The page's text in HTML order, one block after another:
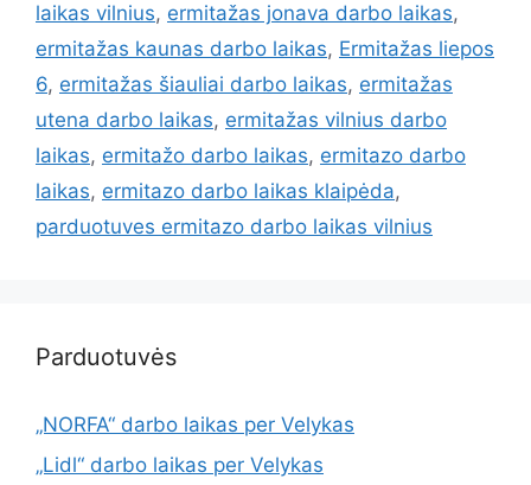
laikas vilnius, ermitažas jonava darbo laikas,
ermitažas kaunas darbo laikas, Ermitažas liepos
6, ermitažas šiauliai darbo laikas, ermitažas
utena darbo laikas, ermitažas vilnius darbo
laikas, ermitažo darbo laikas, ermitazo darbo
laikas, ermitazo darbo laikas klaipėda,
parduotuves ermitazo darbo laikas vilnius
Parduotuvės
„NORFA“ darbo laikas per Velykas
„Lidl“ darbo laikas per Velykas